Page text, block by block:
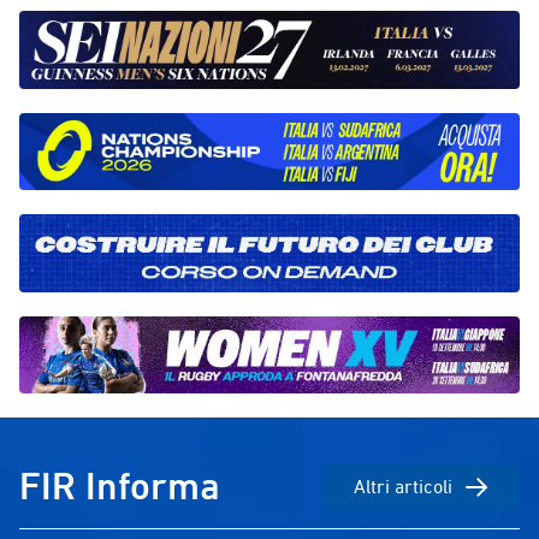
Coimbra per 24-19 dopo una gara
equilibrata e combattuta. Nella finale
per il terzo posto è poi arrivata la
Catalogna, che ha lasciato il CUS
Parma ai piedi del podio con un
comunque prestigioso quarto
posto.L’Università di Coimbra ha
completato il proprio percorso
vincendo anche la finale contro
Rennes e conquistando così il titolo
europeo maschile.Esperienza di
grande valore anche per le due
rappresentative campane.
L’Università del Sannio ha chiuso al
finale l’Università di Salerno per 21-
14, mentre l’ateneo salernitano,
padrone di casa della
Gnecchi per la
Argentina v
Jujuy e del 5
FIR Informa Altri articoli